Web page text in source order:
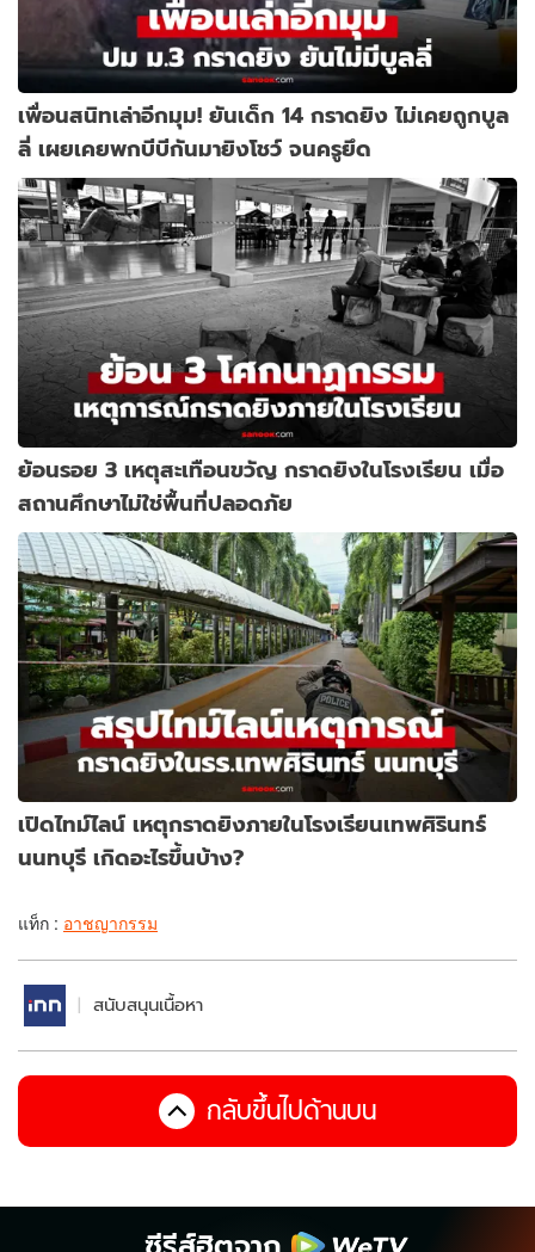
เพื่อนสนิทเล่าอีกมุม! ยันเด็ก 14 กราดยิง ไม่เคยถูกบูล
ลี่ เผยเคยพกบีบีกันมายิงโชว์ จนครูยึด
ย้อนรอย 3 เหตุสะเทือนขวัญ กราดยิงในโรงเรียน เมื่อ
สถานศึกษาไม่ใช่พื้นที่ปลอดภัย
เปิดไทม์ไลน์ เหตุกราดยิงภายในโรงเรียนเทพศิรินทร์
นนทบุรี เกิดอะไรขึ้นบ้าง?
แท็ก : อาชญากรรม
สนับสนุนเนื้อหา
กลับขึ้นไปด้านบน